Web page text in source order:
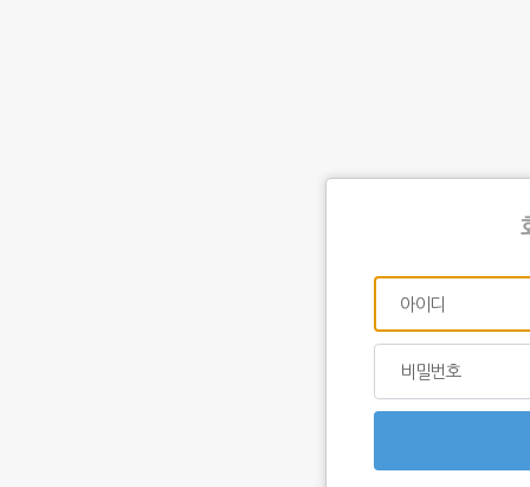
아이디
비밀번호